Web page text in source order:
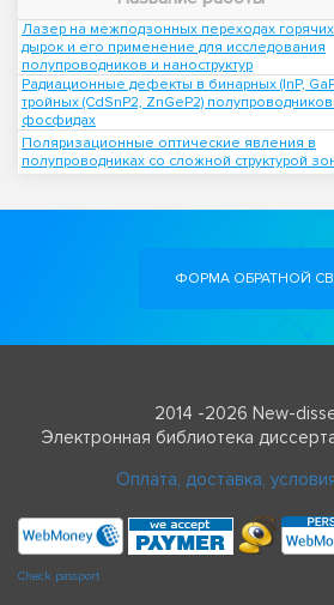
Лазер на межподзонных переходах горячих
дырок и его применение для исследования
полупроводников и наноструктур
Радиационные дефекты в бинарных (InP,
тройных (CdSnP2, ZnGeP2)
фосфидах
Поляризационные оптические явления в
полупроводниках со сложной структурой
ФОРМА ОБРАТНОЙ
2014 -2026 New-
Электронная библиотека
Оплата, доставка,
Check passport